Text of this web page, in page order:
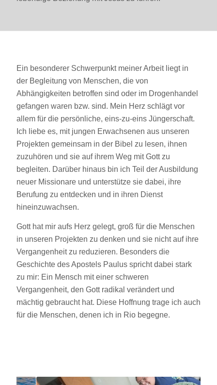
Ein besonderer Schwerpunkt meiner Arbeit liegt in
der Begleitung von Menschen, die von
Abhängigkeiten betroffen sind oder im Drogenhandel
gefangen waren bzw. sind. Mein Herz schlägt vor
allem für die persönliche, eins-zu-eins Jüngerschaft.
Ich liebe es, mit jungen Erwachsenen aus unseren
Projekten gemeinsam in der Bibel zu lesen, ihnen
zuzuhören und sie auf ihrem Weg mit Gott zu
begleiten. Darüber hinaus bin ich Teil der Ausbildung
neuer Missionare und unterstütze sie dabei, ihre
Berufung zu entdecken und in ihren Dienst
hineinzuwachsen.
Gott hat mir aufs Herz gelegt, groß für die Menschen
in unseren Projekten zu denken und sie nicht auf ihre
Vergangenheit zu reduzieren. Besonders die
Geschichte des Apostels Paulus spricht dabei stark
zu mir: Ein Mensch mit einer schweren
Vergangenheit, den Gott radikal verändert und
mächtig gebraucht hat. Diese Hoffnung trage ich auch
für die Menschen, denen ich in Rio begegne.